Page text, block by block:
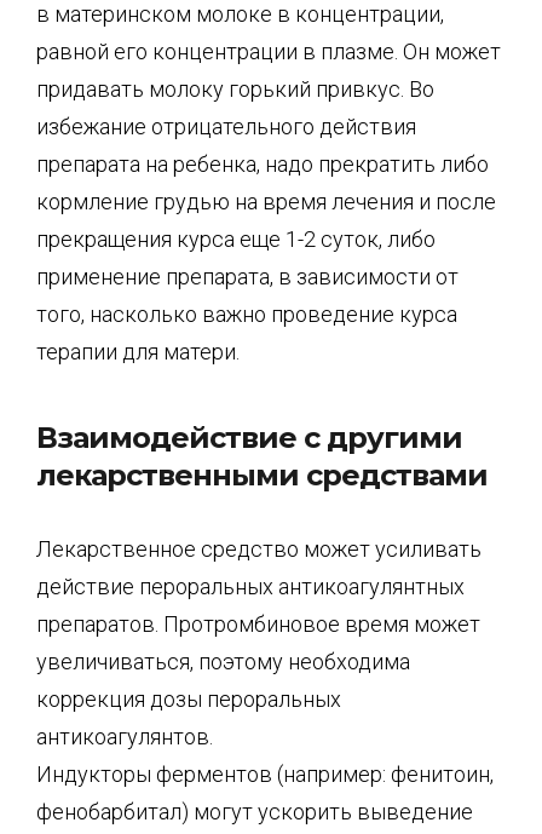
в материнском молоке в концентрации,
равной его концентрации в плазме. Он может
придавать молоку горький привкус. Во
избежание отрицательного действия
препарата на ребенка, надо прекратить либо
кормление грудью на время лечения и после
прекращения курса еще 1-2 суток, либо
применение препарата, в зависимости от
того, насколько важно проведение курса
терапии для матери.
Взаимодействие с другими
лекарственными средствами
Лекарственное средство может усиливать
действие пероральных антикоагулянтных
препаратов. Протромбиновое время может
увеличиваться, поэтому необходима
коррекция дозы пероральных
антикоагулянтов.
Индукторы ферментов (например: фенитоин,
фенобарбитал) могут ускорить выведение